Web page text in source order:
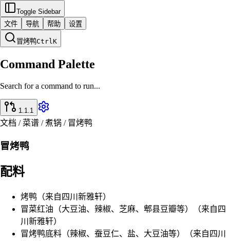
Toggle Sidebar
文件
导航 帮助 设置
冒烤鸭CtrlK
Command Palette
Search for a command to run...
1.1.1
文档 / 菜谱 / 煮锅 / 冒烤鸭
冒烤鸭
配料
烤鸭（来自四川新雅轩）
冒菜红油（大豆油、辣椒、芝麻、郫县豆瓣等）（来自四
川新雅轩）
冒烤鸭底料（辣椒、蚕豆仁、盐、大豆油等）（来自四川